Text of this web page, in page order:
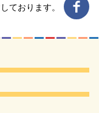
ております。